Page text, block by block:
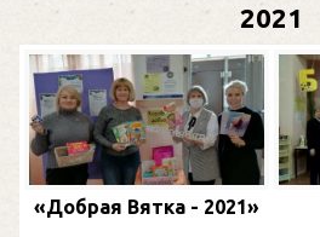
2021
«Добрая Вятка - 2021»